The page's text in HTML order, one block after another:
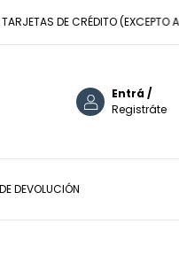
DE CRÉDITO (EXCEPTO AMEX)
Entrá/
Registráte
DEVOLUCIÓN